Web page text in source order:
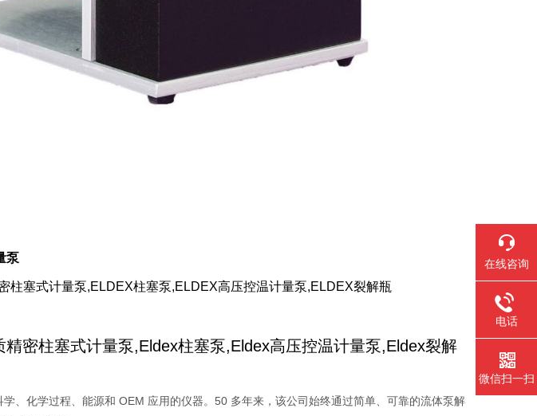
泵
柱塞式计量泵,ELDEX柱塞泵,ELDEX高压控温计量泵,ELDEX裂解瓶
密柱塞式计量泵,Eldex柱塞泵,Eldex高压控温计量泵,Eldex裂解
、化学过程、能源和 OEM 应用的仪器。50 多年来，该公司始终通过简单、可靠的流体泵解
在线咨询
电话
微信扫一扫